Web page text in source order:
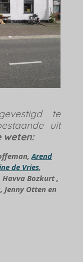
te
uit
weten:
Arend
de Vries,
Havva Bozkurt ,
Jenny Otten en